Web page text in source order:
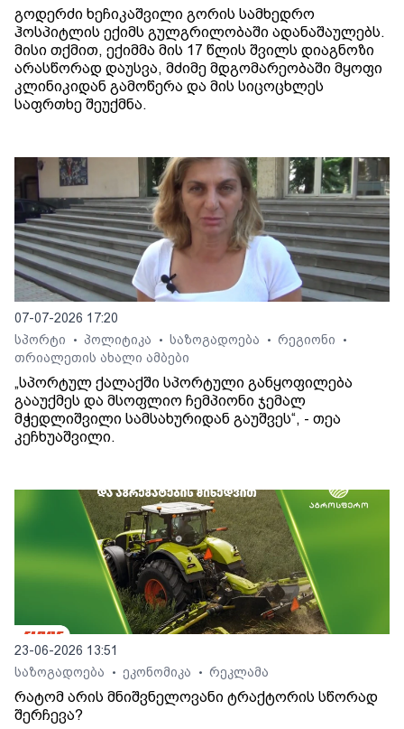
გოდერძი ხეჩიკაშვილი გორის სამხედრო
ჰოსპიტლის ექიმს გულგრილობაში ადანაშაულებს.
მისი თქმით, ექიმმა მის 17 წლის შვილს დიაგნოზი
არასწორად დაუსვა, მძიმე მდგომარეობაში მყოფი
კლინიკიდან გამოწერა და მის სიცოცხლეს
საფრთხე შეუქმნა.
07-07-2026 17:20
სპორტი
• პოლიტიკა • საზოგადოება • რეგიონი •
თრიალეთის ახალი ამბები
„სპორტულ ქალაქში სპორტული განყოფილება
გააუქმეს და მსოფლიო ჩემპიონი ჯემალ
მჭედლიშვილი სამსახურიდან გაუშვეს“, - თეა
კეჩხუაშვილი.
23-06-2026 13:51
საზოგადოება
• ეკონომიკა • რეკლამა
რატომ არის მნიშვნელოვანი ტრაქტორის სწორად
შერჩევა?